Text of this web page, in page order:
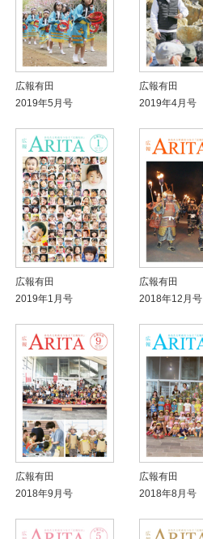
広報有田
2019年5月号
広報有田
2019年4月号
広報有田
2019年1月号
広報有田
2018年12月号
広報有田
2018年9月号
広報有田
2018年8月号